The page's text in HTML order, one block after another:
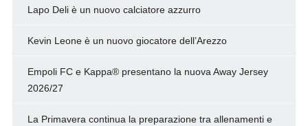
Lapo Deli è un nuovo calciatore azzurro
Kevin Leone è un nuovo giocatore dell’Arezzo
Empoli FC e Kappa® presentano la nuova Away Jersey
2026/27
La Primavera continua la preparazione tra allenamenti e